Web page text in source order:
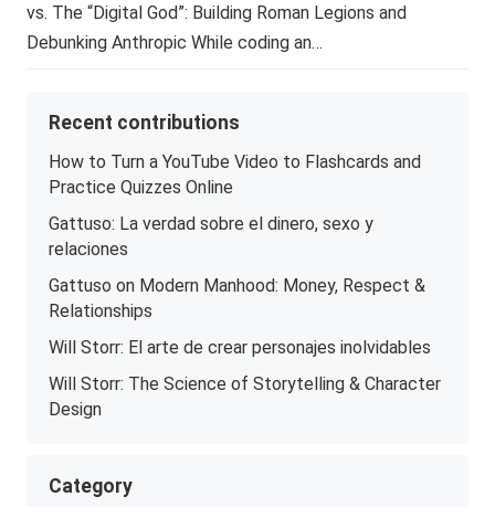
vs. The “Digital God”: Building Roman Legions and
Debunking Anthropic While coding an…
Recent contributions
How to Turn a YouTube Video to Flashcards and
Practice Quizzes Online
Gattuso: La verdad sobre el dinero, sexo y
relaciones
Gattuso on Modern Manhood: Money, Respect &
Relationships
Will Storr: El arte de crear personajes inolvidables
Will Storr: The Science of Storytelling & Character
Design
Category